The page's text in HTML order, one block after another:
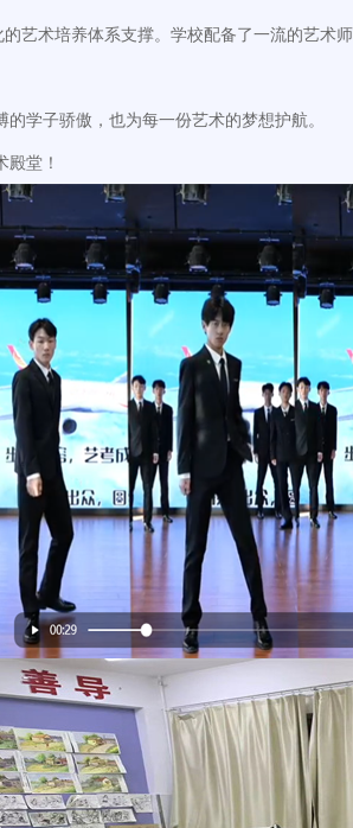
术培养体系支撑。学校配备了一流的艺术
子骄傲，也为每一份艺术的梦想护航。
堂！